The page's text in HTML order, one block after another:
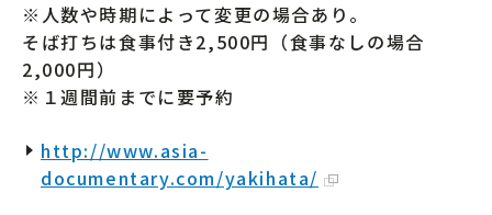
※人数や時期によって変更の場合あり。
そば打ちは食事付き2,500円（食事なしの場合
2,000円）
※１週間前までに要予約
http://www.asia-
documentary.com/yakihata/